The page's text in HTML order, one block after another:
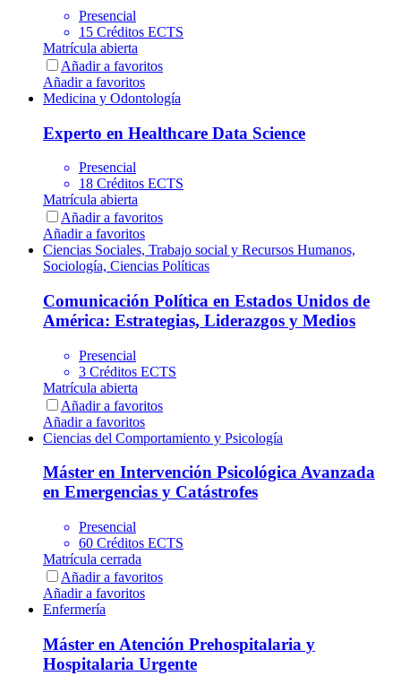
Presencial
15 Créditos ECTS
Matrícula abierta
Añadir a favoritos
Añadir a favoritos
Medicina y Odontología
Experto en Healthcare Data Science
Presencial
18 Créditos ECTS
Matrícula abierta
Añadir a favoritos
Añadir a favoritos
Ciencias Sociales, Trabajo social y Recursos Humanos,
Sociología, Ciencias Políticas
Comunicación Política en Estados Unidos de
América: Estrategias, Liderazgos y Medios
Presencial
3 Créditos ECTS
Matrícula abierta
Añadir a favoritos
Añadir a favoritos
Ciencias del Comportamiento y Psicología
Máster en Intervención Psicológica Avanzada
en Emergencias y Catástrofes
Presencial
60 Créditos ECTS
Matrícula cerrada
Añadir a favoritos
Añadir a favoritos
Enfermería
Máster en Atención Prehospitalaria y
Hospitalaria Urgente